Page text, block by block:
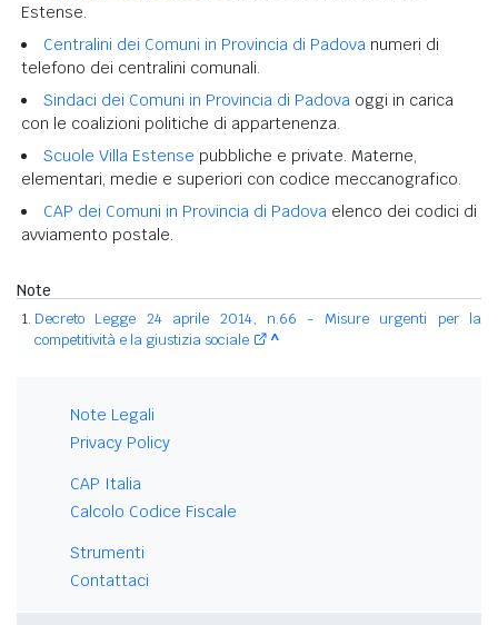
Estense.
Centralini dei Comuni in Provincia di Padova numeri di
telefono dei centralini comunali.
Sindaci dei Comuni in Provincia di Padova oggi in carica
con le coalizioni politiche di appartenenza.
Scuole Villa Estense pubbliche e private. Materne,
elementari, medie e superiori con codice meccanografico.
CAP dei Comuni in Provincia di Padova elenco dei codici di
avviamento postale.
Note
Decreto Legge 24 aprile 2014, n.66 - Misure urgenti per la
competitività e la giustizia sociale
^
Note Legali
Privacy Policy
CAP Italia
Calcolo Codice Fiscale
Strumenti
Contattaci